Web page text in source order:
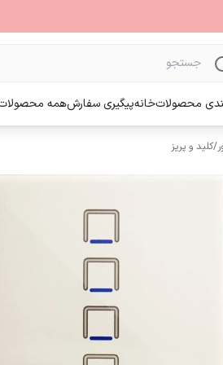
محصولاتخانهپیگیری سفارشهمه
/کلید و پریز